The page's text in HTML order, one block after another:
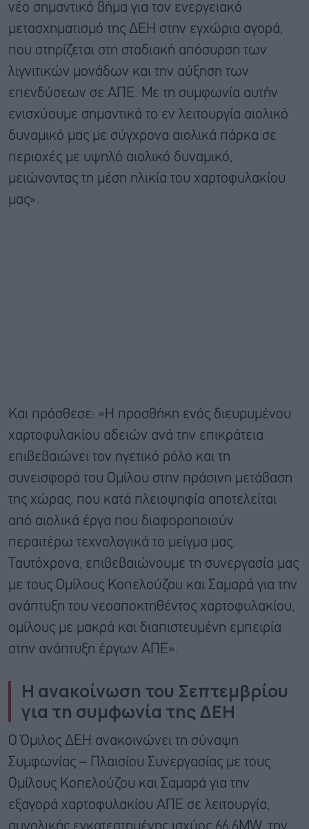
νέο σημαντικό βήμα για τον ενεργειακό
μετασχηματισμό της ΔΕΗ στην εγχώρια αγορά,
που στηρίζεται στη σταδιακή απόσυρση των
λιγνιτικών μονάδων και την αύξηση των
επενδύσεων σε ΑΠΕ. Με τη συμφωνία αυτήν
ενισχύουμε σημαντικά το εν λειτουργία αιολικό
δυναμικό μας με σύγχρονα αιολικά πάρκα σε
περιοχές με υψηλό αιολικό δυναμικό,
μειώνοντας τη μέση ηλικία του χαρτοφυλακίου
μας».
Και πρόσθεσε: «Η προσθήκη ενός διευρυμένου
χαρτοφυλακίου αδειών ανά την επικράτεια
επιβεβαιώνει τον ηγετικό ρόλο και τη
συνεισφορά του Ομίλου στην πράσινη μετάβαση
της χώρας, που κατά πλειοψηφία αποτελείται
από αιολικά έργα που διαφοροποιούν
περαιτέρω τεχνολογικά το μείγμα μας.
Ταυτόχρονα, επιβεβαιώνουμε τη συνεργασία μας
με τους Ομίλους Κοπελούζου και Σαμαρά για την
ανάπτυξη του νεοαποκτηθέντος χαρτοφυλακίου,
ομίλους με μακρά και διαπιστευμένη εμπειρία
στην ανάπτυξη έργων ΑΠΕ».
Η ανακοίνωση του Σεπτεμβρίου
για τη συμφωνία της ΔΕΗ
Ο Όμιλος ΔΕΗ ανακοινώνει τη σύναψη
Συμφωνίας – Πλαισίου Συνεργασίας με τους
Ομίλους Κοπελούζου και Σαμαρά για την
εξαγορά χαρτοφυλακίου ΑΠΕ σε λειτουργία,